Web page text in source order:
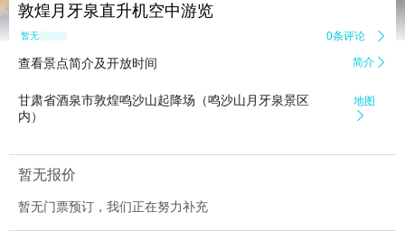
敦煌月牙泉直升机空中游览
暂无点评 0条评论 
查看景点简介及开放时间 简介 
甘肃省酒泉市敦煌鸣沙山起降场（鸣沙山月牙泉景区
内）
地图

暂无报价
暂无门票预订，我们正在努力补充